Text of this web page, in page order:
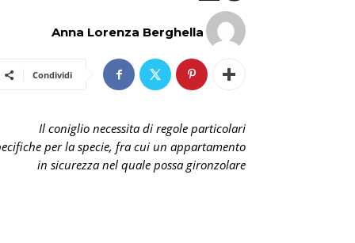
Anna Lorenza Berghella
Condividi
Il coniglio necessita di regole particolari
per la specie, fra cui un appartamento
in sicurezza nel quale possa gironzolare